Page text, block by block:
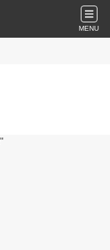
MENU